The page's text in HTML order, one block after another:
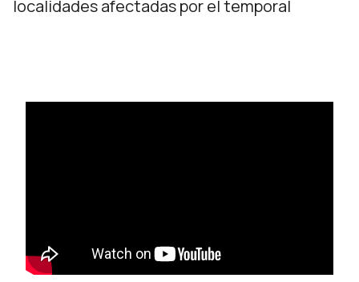
localidades afectadas por el temporal